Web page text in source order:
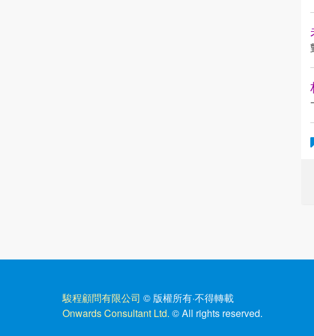
駿程顧問有限公司 © 版權所有·不得轉載
Onwards Consultant Ltd. © All rights reserved.